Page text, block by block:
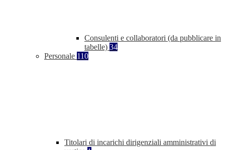
Consulenti e collaboratori (da pubblicare in
tabelle) 34
Personale 110
Titolari di incarichi dirigenziali amministrativi di